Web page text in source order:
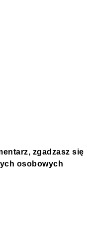
zgadzasz się
osobowych